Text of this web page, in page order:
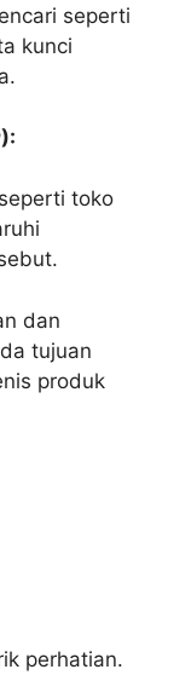
seperti
kunci
toko
dan
tujuan
produk
perhatian.